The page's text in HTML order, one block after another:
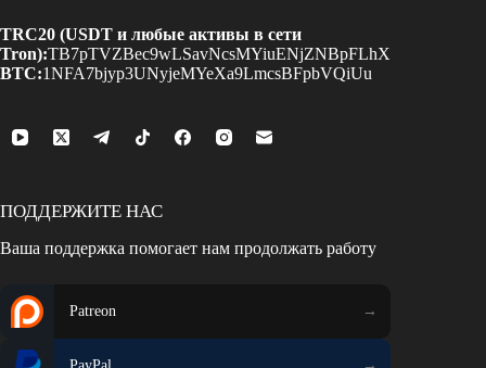
TRC20 (USDT и любые активы в сети
Tron):TB7pTVZBec9wLSavNcsMYiuENjZNBpFLhX
BTC:1NFA7bjyp3UNyjeMYeXa9LmcsBFpbVQiUu
ПОДДЕРЖИТЕ НАС
Ваша поддержка помогает нам продолжать работу
Patreon